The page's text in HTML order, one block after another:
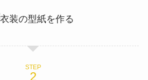
STEP